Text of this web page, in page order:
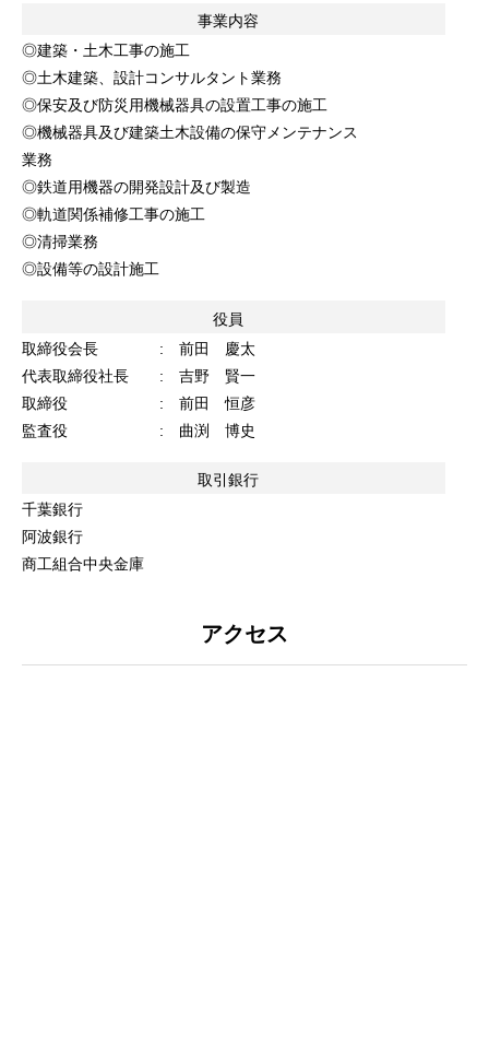
事業内容
◎建築・土木工事の施工
◎土木建築、設計コンサルタント業務
◎保安及び防災用機械器具の設置工事の施工
◎機械器具及び建築土木設備の保守メンテナンス
業務
◎鉄道用機器の開発設計及び製造
◎軌道関係補修工事の施工
◎清掃業務
◎設備等の設計施工
役員
取締役会長 : 前田 慶太
代表取締役社長 : 吉野 賢一
取締役 : 前田 恒彦
監査役 : 曲渕 博史
取引銀行
千葉銀行
阿波銀行
商工組合中央金庫
アクセス